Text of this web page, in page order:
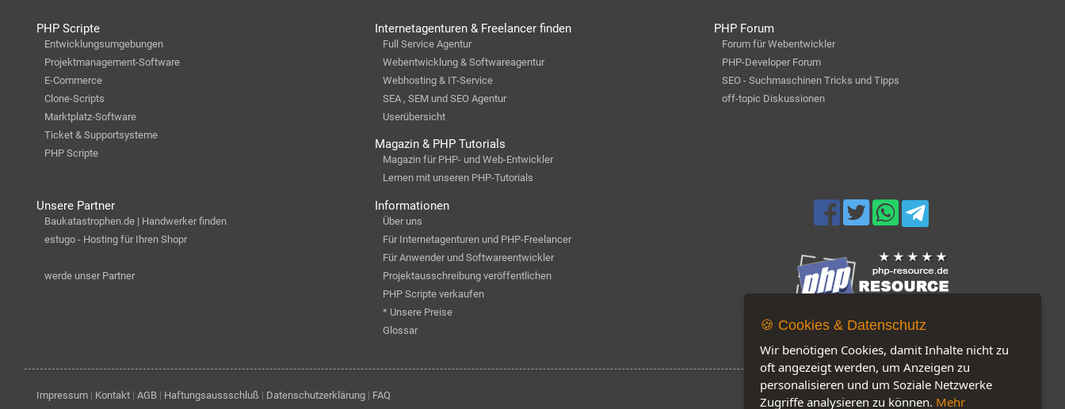
PHP Scripte
Entwicklungsumgebungen
Projektmanagement-Software
E-Commerce
Clone-Scripts
Marktplatz-Software
Ticket & Supportsysteme
PHP Scripte
Internetagenturen & Freelancer finden
Full Service Agentur
Webentwicklung & Softwareagentur
Webhosting & IT-Service
SEA , SEM und SEO Agentur
Userübersicht
Magazin & PHP Tutorials
Magazin für PHP- und Web-Entwickler
Lernen mit unseren PHP-Tutorials
PHP Forum
Forum für Webentwickler
PHP-Developer Forum
SEO - Suchmaschinen Tricks und Tipps
off-topic Diskussionen
Unsere Partner
Baukatastrophen.de | Handwerker finden
estugo - Hosting für Ihren Shopr
werde unser Partner
Informationen
Über uns
Für Internetagenturen und PHP-Freelancer
Für Anwender und Softwareentwickler
Projektausschreibung veröffentlichen
PHP Scripte verkaufen
* Unsere Preise
Glossar
Jetzt auf unserer Seite: 253
Impressum| Kontakt| AGB| Haftungsaussschluß | Datenschutzerklärung| FAQ
🍪 Cookies & Datenschutz
Wir benötigen Cookies, damit Inhalte nicht zu
oft angezeigt werden, um Anzeigen zu
personalisieren und um Soziale Netzwerke
Zugriffe analysieren zu können. Mehr